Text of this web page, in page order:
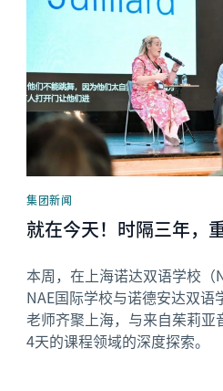
集团新闻
就在今天！时隔三年，
本周，在上海诺达双语学校（
NAE国际学校与诺德安达双语
老师齐聚上海，与来自茱莉亚
4天的课程领域的深度探索。